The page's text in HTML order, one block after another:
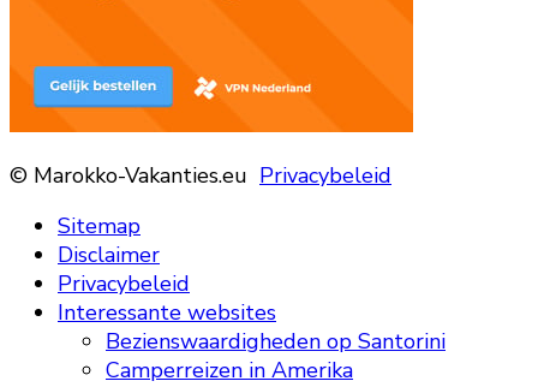
© Marokko-Vakanties.eu Privacybeleid
Sitemap
Disclaimer
Privacybeleid
Interessante websites
Bezienswaardigheden op Santorini
Camperreizen in Amerika